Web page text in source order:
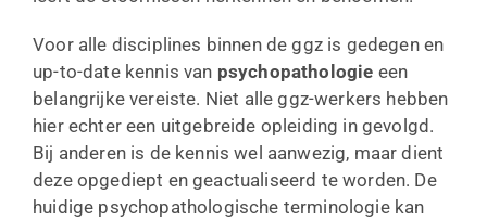
Voor alle disciplines binnen de ggz is gedegen en
up-to-date kennis van psychopathologie een
belangrijke vereiste. Niet alle ggz-werkers hebben
hier echter een uitgebreide opleiding in gevolgd.
Bij anderen is de kennis wel aanwezig, maar dient
deze opgediept en geactualiseerd te worden. De
huidige psychopathologische terminologie kan